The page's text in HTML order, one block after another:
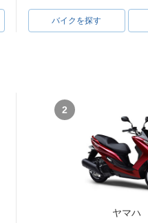
バイクを探す
2
ヤマハ